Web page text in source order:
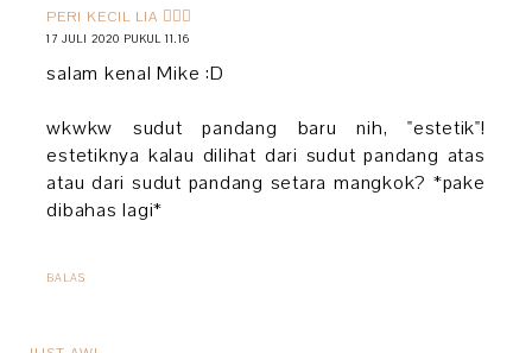
PERI KECIL LIA 🧚🏻‍♀️
17 JULI 2020 PUKUL 11.16
salam kenal Mike :D
wkwkw sudut pandang baru nih, "estetik"!
estetiknya kalau dilihat dari sudut pandang atas
atau dari sudut pandang setara mangkok? *pake
dibahas lagi*
BALAS